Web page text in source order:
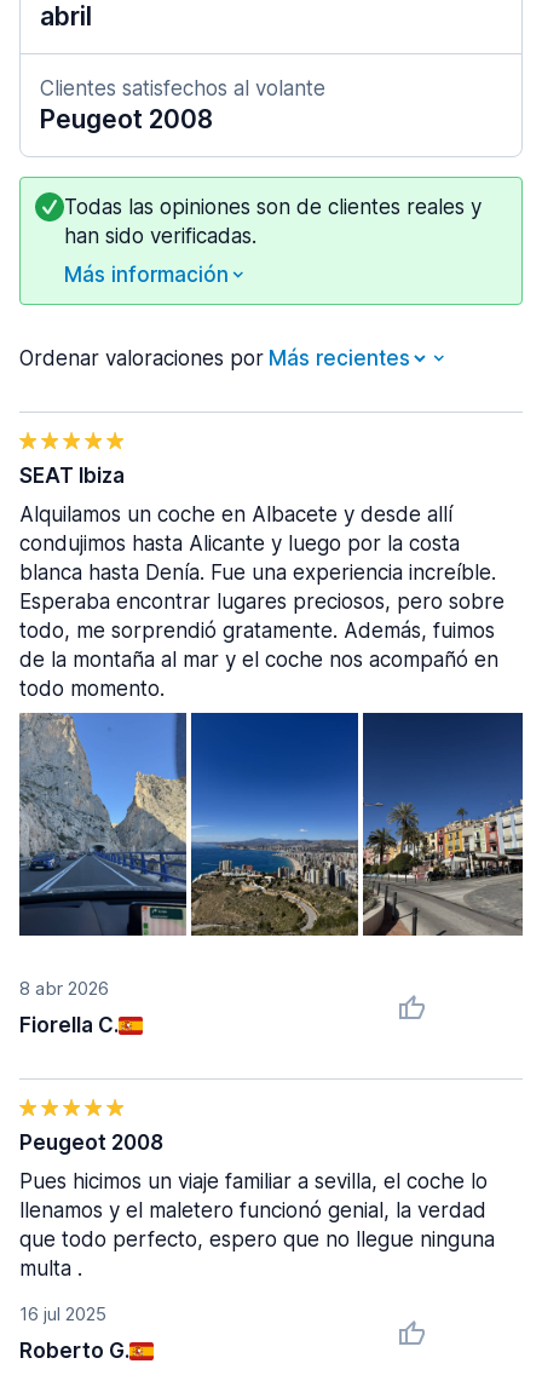
abril
Clientes satisfechos al volante
Peugeot 2008
Todas las opiniones son de clientes reales y
han sido verificadas.
Más información
Ordenar valoraciones por
8 abr 2026
Fiorella C.
SEAT Ibiza
Alquilamos un coche en Albacete y desde allí
condujimos hasta Alicante y luego por la costa
blanca hasta Denía. Fue una experiencia increíble.
Esperaba encontrar lugares preciosos, pero sobre
todo, me sorprendió gratamente. Además, fuimos
de la montaña al mar y el coche nos acompañó en
todo momento.
16 jul 2025
Roberto G.
Peugeot 2008
Pues hicimos un viaje familiar a sevilla, el coche lo
llenamos y el maletero funcionó genial, la verdad
que todo perfecto, espero que no llegue ninguna
multa .